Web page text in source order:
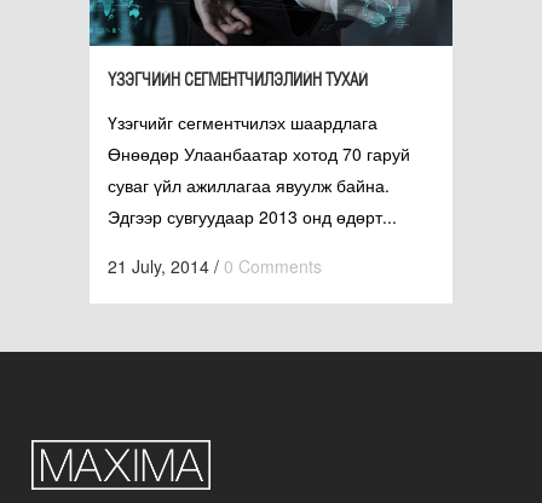
ҮЗЭГЧИЙН СЕГМЕНТЧИЛЭЛИЙН ТУХАЙ
Үзэгчийг сегментчилэх шаардлага
Өнөөдөр Улаанбаатар хотод 70 гаруй
суваг үйл ажиллагаа явуулж байна.
Эдгээр сувгуудаар 2013 онд өдөрт...
21 July, 2014 / 0 Comments